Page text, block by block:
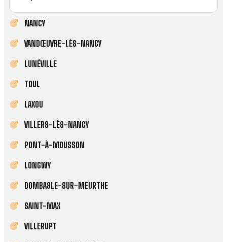
NANCY
VANDŒUVRE-LÈS-NANCY
LUNÉVILLE
TOUL
LAXOU
VILLERS-LÈS-NANCY
PONT-À-MOUSSON
LONGWY
DOMBASLE-SUR-MEURTHE
SAINT-MAX
VILLERUPT